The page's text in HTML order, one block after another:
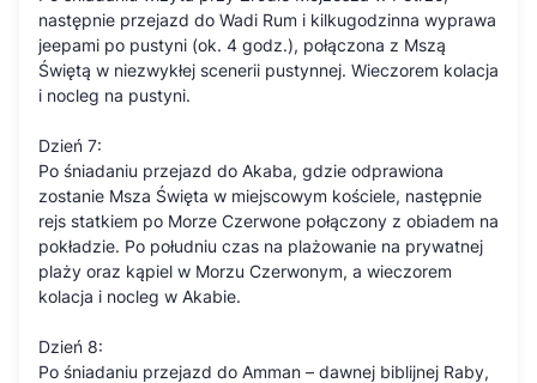
następnie przejazd do Wadi Rum i kilkugodzinna wyprawa
jeepami po pustyni (ok. 4 godz.), połączona z Mszą
Świętą w niezwykłej scenerii pustynnej. Wieczorem kolacja
i nocleg na pustyni.
Dzień 7:
Po śniadaniu przejazd do Akaba, gdzie odprawiona
zostanie Msza Święta w miejscowym kościele, następnie
rejs statkiem po Morze Czerwone połączony z obiadem na
pokładzie. Po południu czas na plażowanie na prywatnej
plaży oraz kąpiel w Morzu Czerwonym, a wieczorem
kolacja i nocleg w Akabie.
Dzień 8:
Po śniadaniu przejazd do Amman – dawnej biblijnej Raby,